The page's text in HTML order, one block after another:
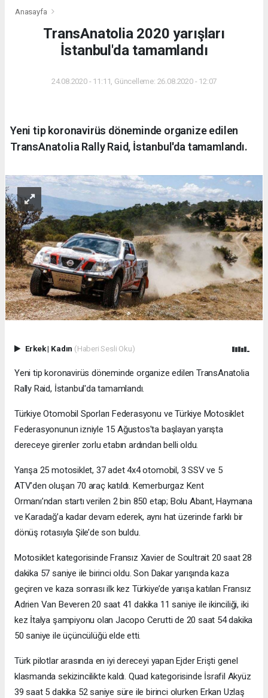
Anasayfa
TransAnatolia 2020 yarışları
İstanbul'da tamamlandı
24.08.2020 - 11:11, Güncelleme: 26.08.2020 - 12:07
Yeni tip koronavirüs döneminde organize edilen
TransAnatolia Rally Raid, İstanbul'da tamamlandı.
Erkek| Kadın (Haberi Sesli Oku)
Yeni tip koronavirüs döneminde organize edilen TransAnatolia
Rally Raid, İstanbul'da tamamlandı.
Türkiye Otomobil Sporları Federasyonu ve Türkiye Motosiklet
Federasyonunun izniyle 15 Ağustos'ta başlayan yarışta
dereceye girenler zorlu etabın ardından belli oldu.
Yarışa 25 motosiklet, 37 adet 4x4 otomobil, 3 SSV ve 5
ATV’den oluşan 70 araç katıldı. Kemerburgaz Kent
Ormanı’ndan startı verilen 2 bin 850 etap; Bolu Abant, Haymana
ve Karadağ’a kadar devam ederek, aynı hat üzerinde farklı bir
dönüş rotasıyla Şile’de son buldu.
Motosiklet kategorisinde Fransız Xavier de Soultrait 20 saat 28
dakika 57 saniye ile birinci oldu. Son Dakar yarışında kaza
geçiren ve kaza sonrası ilk kez Türkiye’de yarışa katılan Fransız
Adrien Van Beveren 20 saat 41 dakika 11 saniye ile ikinciliği, iki
kez İtalya şampiyonu olan Jacopo Cerutti de 20 saat 54 dakika
50 saniye ile üçüncülüğü elde etti.
Türk pilotlar arasında en iyi dereceyi yapan Ejder Erişti genel
klasmanda sekizincilikte kaldı. Quad kategorisinde İsrafil Akyüz
39 saat 5 dakika 52 saniye süre ile birinci olurken Erkan Uzlaş